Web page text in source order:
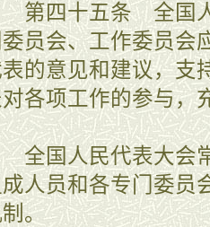
四十五条 全国人
员会、工作委员会
的意见和建议，支
各项工作的参与，
国人民代表大会常
人员和各专门委员
。